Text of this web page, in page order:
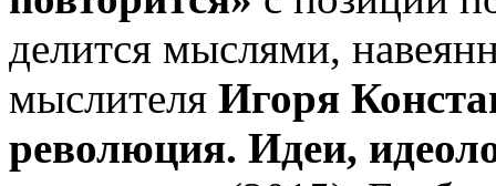
делится мыслями,
мыслителя Игоря
революция. Идеи,